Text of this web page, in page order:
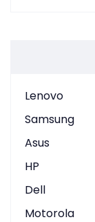
Lenovo
Samsung
Asus
HP
Dell
Motorola